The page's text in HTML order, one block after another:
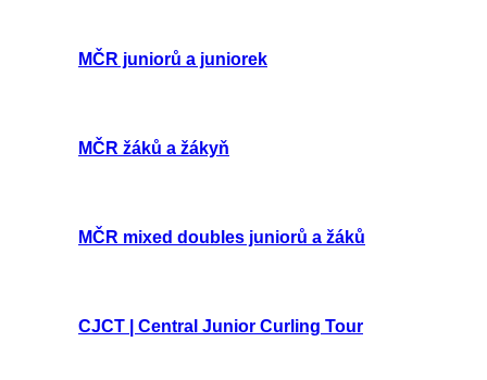
MČR juniorů a juniorek
MČR žáků a žákyň
MČR mixed doubles juniorů a žáků
CJCT | Central Junior Curling Tour